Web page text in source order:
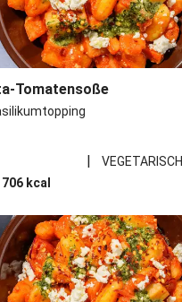
Tomatensoße
|
VEGETARISCH
706 kcal